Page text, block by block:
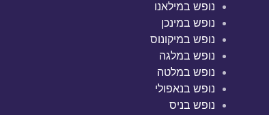
נופש במילאנו
נופש במינכן
נופש במיקונוס
נופש במלגה
נופש במלטה
נופש בנאפולי
נופש בניס